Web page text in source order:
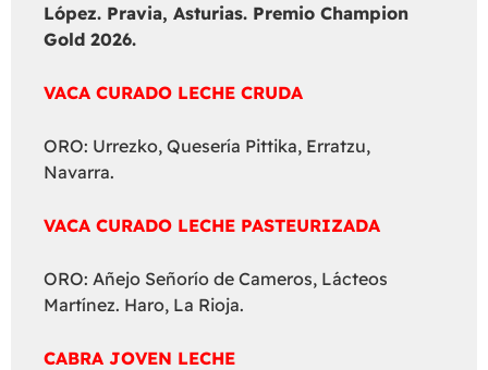
López. Pravia, Asturias. Premio Champion
Gold 2026.
VACA CURADO LECHE CRUDA
ORO: Urrezko, Quesería Pittika, Erratzu,
Navarra.
VACA CURADO LECHE PASTEURIZADA
ORO: Añejo Señorío de Cameros, Lácteos
Martínez. Haro, La Rioja.
CABRA JOVEN LECHE